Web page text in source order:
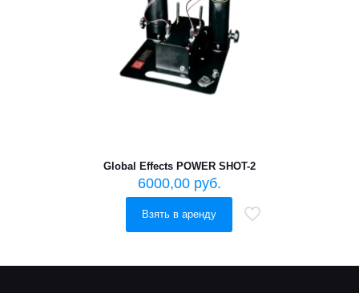
Global Effects POWER SHOT-2
6000,00 руб.
Взять в аренду